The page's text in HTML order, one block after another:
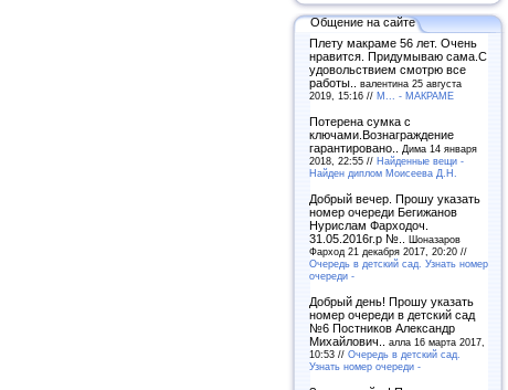
Общение на сайте
Плету макраме 56 лет. Очень
нравится. Придумываю сама.С
удовольствием смотрю все
работы.. валентина 25 августа
2019, 15:16 // М... - МАКРАМЕ
Потерена сумка с
ключами.Вознаграждение
гарантировано..
Дима 14 января
2018, 22:55 // Найденные вещи -
Найден диплом Моисеева Д.Н.
Добрый вечер. Прошу указать
номер очереди Бегижанов
Нурислам Фарходоч.
31.05.2016г.р №.. Шоназаров
Фарход 21 декабря 2017, 20:20 //
Очередь в детский сад. Узнать номер
очереди -
Добрый день! Прошу указать
номер очереди в детский сад
№6 Постников Александр
Михайлович.. алла 16 марта 2017,
10:53 // Очередь в детский сад.
Узнать номер очереди -